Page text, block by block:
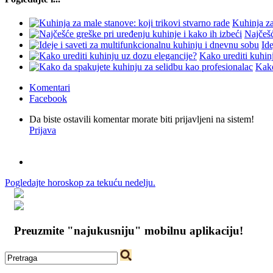
Kuhinja
Kako urediti
Komentari
Facebook
Da biste ostavili komentar morate biti prijavljeni na sistem!
Prijava
Pogledajte horoskop za tekuću nedelju.
Preuzmite "najukusniju" mobilnu aplikaciju!